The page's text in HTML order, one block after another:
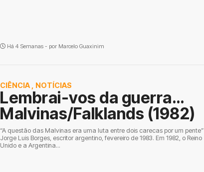
Há 4 Semanas - por Marcelo Guaxinim
CIÊNCIA NOTÍCIAS
Lembrai-vos da guerra…
Malvinas/Falklands (1982)
“A questão das Malvinas era uma luta entre dois carecas por um pente”
Jorge Luis Borges, escritor argentino, fevereiro de 1983. Em 1982, o Reino
Unido e a Argentina...